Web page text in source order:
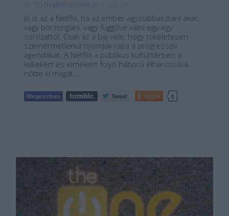
TÓTH BÍRÓ ZSÓFIA
Jó is az a Netflix, ha az ember agyzsibbasztani akar,
vagy borzongani, vagy függővé válni egy-egy
sorozattól. Csak az a baj vele, hogy tökéletesen
szemérmetlenül nyomják rajta a progresszív
agendákat. A Netflix a publikus kultúrtérben a
lelkekért és elmékért folyó háború élharcosává
nőtte ki magát.…
Tetszik 0